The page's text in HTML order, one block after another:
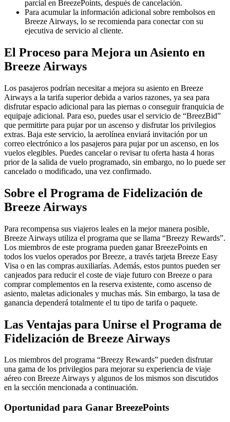
parcial en BreezePoints, después de cancelación.
Para acumular la información adicional sobre rembolsos en
Breeze Airways, lo se recomienda para conectar con su
ejecutiva de servicio al cliente.
El Proceso para Mejora un Asiento en
Breeze Airways
Los pasajeros podrían necesitar a mejora su asiento en Breeze
Airways a la tarifa superior debida a varios razones, ya sea para
disfrutar espacio adicional para las piernas o conseguir franquicia de
equipaje adicional. Para eso, puedes usar el servicio de “BreezBid”
que permitirte para pujar por un ascenso y disfrutar los privilegios
extras. Baja este servicio, la aerolínea enviará invitación por un
correo electrónico a los pasajeros para pujar por un ascenso, en los
vuelos elegibles. Puedes cancelar o revisar tu oferta hasta 4 horas
prior de la salida de vuelo programado, sin embargo, no lo puede ser
cancelado o modificado, una vez confirmado.
Sobre el Programa de Fidelización de
Breeze Airways
Para recompensa sus viajeros leales en la mejor manera posible,
Breeze Airways utiliza el programa que se llama “Breezy Rewards”.
Los miembros de este programa pueden ganar BreezePoints en
todos los vuelos operados por Breeze, a través tarjeta Breeze Easy
Visa o en las compras auxiliarías. Además, estos puntos pueden ser
canjeados para reducir el coste de viaje futuro con Breeze o para
comprar complementos en la reserva existente, como ascenso de
asiento, maletas adicionales y muchas más. Sin embargo, la tasa de
ganancia dependerá totalmente el tu tipo de tarifa o paquete.
Las Ventajas para Unirse el Programa de
Fidelización de Breeze Airways
Los miembros del programa “Breezy Rewards” pueden disfrutar
una gama de los privilegios para mejorar su experiencia de viaje
aéreo con Breeze Airways y algunos de los mismos son discutidos
en la sección mencionada a continuación.
Oportunidad para Ganar BreezePoints